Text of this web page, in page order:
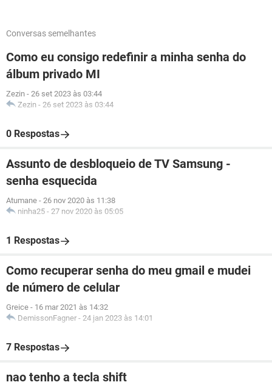
Conversas semelhantes
Como eu consigo redefinir a minha senha do
álbum privado MI
Zezin - 26 set 2023 às 03:44
Zezin - 26 set 2023 às 03:44
0 Respostas
Assunto de desbloqueio de TV Samsung -
senha esquecida
Atumane - 26 nov 2020 às 11:38
ninha25 - 27 nov 2020 às 05:05
1 Respostas
Como recuperar senha do meu gmail e mudei
de número de celular
Greice - 16 mar 2021 às 14:32
DemissonFagner - 24 jan 2023 às 14:01
7 Respostas
nao tenho a tecla shift